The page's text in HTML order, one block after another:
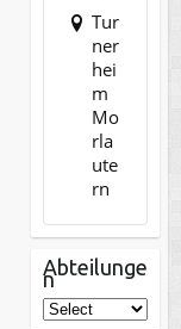
Tur
ner
hei
m
Mo
rla
ute
rn
Abteilunge
n